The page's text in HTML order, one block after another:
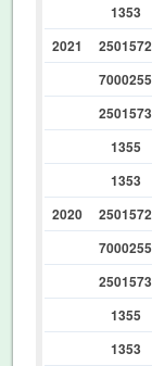
1353
2021
2501572
7000255
2501573
1355
1353
2020
2501572
7000255
2501573
1355
1353